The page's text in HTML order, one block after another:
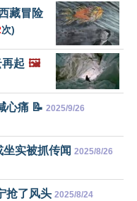
藏冒险
次)
起 🖼️
心痛 📝 2025/9/26
实被抓传闻 2025/8/26
抢了风头 2025/8/24